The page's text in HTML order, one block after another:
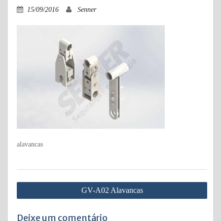
15/09/2016 Senner
alavancas
Navegação
de
Post
GV-A02 Alavancas
Deixe um comentário